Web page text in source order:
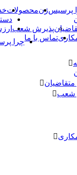
پرسیس‌ژنمحصولات
پذیرش شعب
تماس با ماچرا
شعب